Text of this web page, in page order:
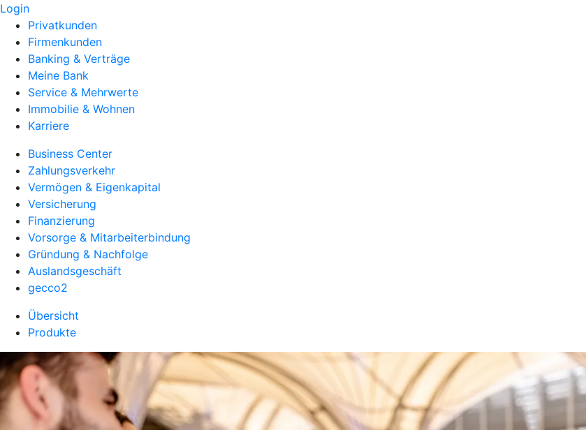
Login
Privatkunden
Firmenkunden
Banking & Verträge
Meine Bank
Service & Mehrwerte
Immobilie & Wohnen
Karriere
Business Center
Zahlungsverkehr
Vermögen & Eigenkapital
Versicherung
Finanzierung
Vorsorge & Mitarbeiterbindung
Gründung & Nachfolge
Auslandsgeschäft
gecco2
Übersicht
Produkte